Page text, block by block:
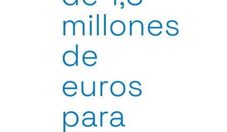
millones
de
euros
para